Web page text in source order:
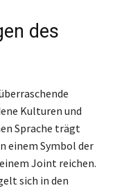
des
Kulturen und
Sprache trägt
einem Symbol der
Joint reichen.
sich in den